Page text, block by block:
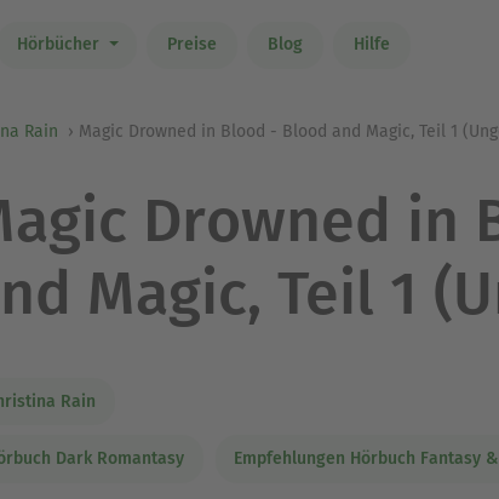
Hörbücher Preise Blog Hilfe
Rain Magic Drowned in Blood - Blood and Magic, Teil 1
Drowned in
Magic, Teil 1
Rain
Dark Romantasy Empfehlungen Hörbuch Fantasy